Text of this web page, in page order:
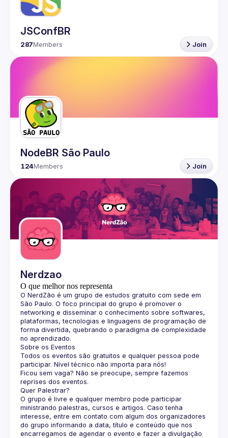
JSConfBR
287Members Join
NodeBR São Paulo
124Members Join
Nerdzao
O que melhor nos representa
O NerdZão é um grupo de estudos gratuito com sede em
São Paulo. O foco principal do grupo é promover o
networking e disseminar o conhecimento sobre softwares,
plataformas, tecnologias e linguagens de programação de
forma divertida, quebrando o paradigma de complexidade
no aprendizado.
Sobre os Eventos
Todos os eventos são gratuitos e qualquer pessoa pode
participar. Nível técnico não importa para nós!
Ficou sem vaga? Não se preocupe, sempre fazemos
reprises dos eventos.
Quer Palestrar?
O grupo é livre e qualquer membro pode participar
ministrando palestras, cursos e artigos. Caso tenha
interesse, entre em contato com algum dos organizadores
do grupo informando a data, título e conteúdo que nos
encarregamos de agendar o evento e fazer a divulgação